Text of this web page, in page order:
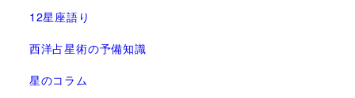
12星座語り
西洋占星術の予備知識
星のコラム